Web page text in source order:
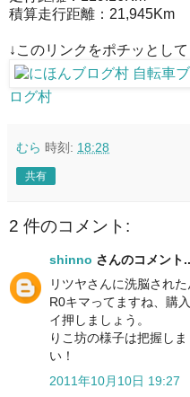
積算走行距離：21,945Km
↓このリンクをポチッとし
ログ村
むら 時刻: 18:28
共有
2 件のコメント:
shinno さんのコメント
リツヤさんに洗脳され
R0キマってますね、購
イ押しましょう。
りこ坊の様子は把握し
い！
2011年10月10日 19:27